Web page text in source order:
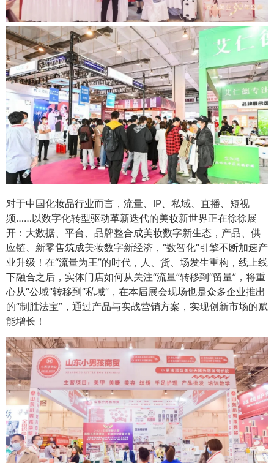
对于中国化妆品行业而言，流量、IP、私域、直播、短视
频……以数字化转型驱动革新迭代的美妆新世界正在徐徐展
开：大数据、平台、品牌整合成美妆数字新生态，产品、供
应链、新零售筑成美妆数字新经济，“数智化”引擎不断加速产
业升级！在“流量为王”的时代，人、货、场发生重构，线上线
下融合之后，实体门店如何从关注“流量”转移到“留量”，将重
心从“公域”转移到“私域”，在本届展会现场也是众多企业推出
的“制胜法宝”，通过产品与实战营销方案，实现创新市场的赋
能增长！